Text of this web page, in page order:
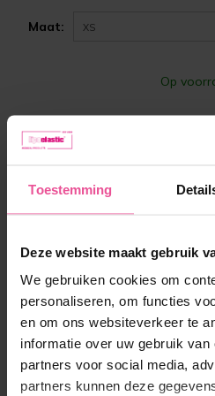
Toestemming
Deze website maakt gebruik
We gebruiken cookies om
personaliseren, om functies
en om ons websiteverkeer te
informatie over uw gebruik
partners voor social media,
partners kunnen deze
Maat: XS
Op
-